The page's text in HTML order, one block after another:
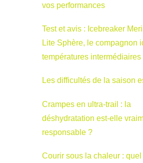
vos performances
Test et avis : Icebreaker
Lite Sphère, le compagnon
températures intermédiaires
Les difficultés de la saison
Crampes en ultra-trail : la
déshydratation est-elle
responsable ?
Courir sous la chaleur :